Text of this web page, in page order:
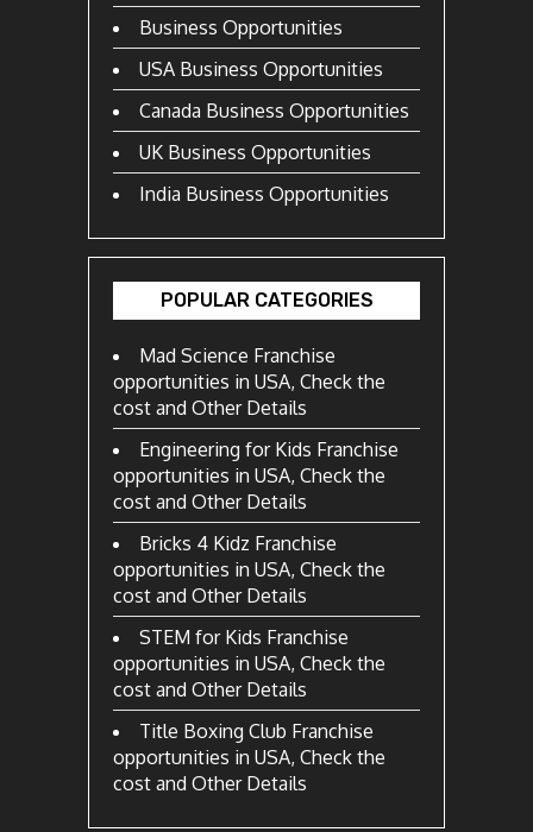
Business Opportunities
USA Business Opportunities
Canada Business Opportunities
UK Business Opportunities
India Business Opportunities
POPULAR CATEGORIES
Mad Science Franchise
opportunities in USA, Check the
cost and Other Details
Engineering for Kids Franchise
opportunities in USA, Check the
cost and Other Details
Bricks 4 Kidz Franchise
opportunities in USA, Check the
cost and Other Details
STEM for Kids Franchise
opportunities in USA, Check the
cost and Other Details
Title Boxing Club Franchise
opportunities in USA, Check the
cost and Other Details